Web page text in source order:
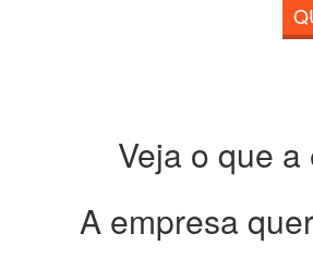
Veja o que
A empresa